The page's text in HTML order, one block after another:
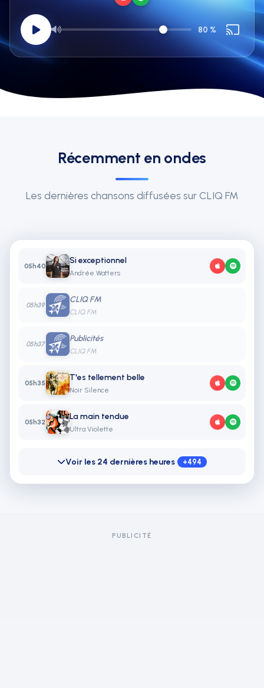
80 %
Récemment en ondes
Les dernières chansons diffusées sur CLIQ FM
05h40
Si exceptionnel
Andrée Watters
05h39
CLIQ FM
CLIQ FM
05h37
Publicités
CLIQ FM
05h35
T'es tellement belle
Noir Silence
05h32
La main tendue
Ultra Violette
Voir les 24 dernières heures +494
PUBLICITÉ